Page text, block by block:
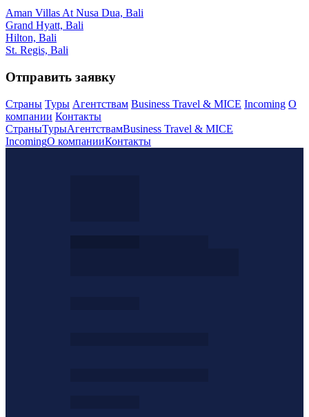
Aman Villas At Nusa Dua, Bali
Grand Hyatt, Bali
Hilton, Bali
St. Regis, Bali
Отправить заявку
Страны Туры Агентствам Business Travel & MICE Incoming О
компании Контакты
СтраныТурыАгентствамBusiness Travel & MICE
IncomingО компанииКонтакты